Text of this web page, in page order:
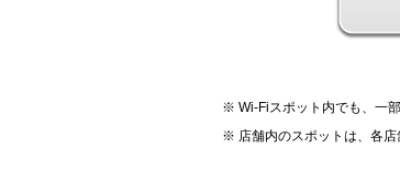
Wi-Fiスポット内でも、一
店舗内のスポットは、各店